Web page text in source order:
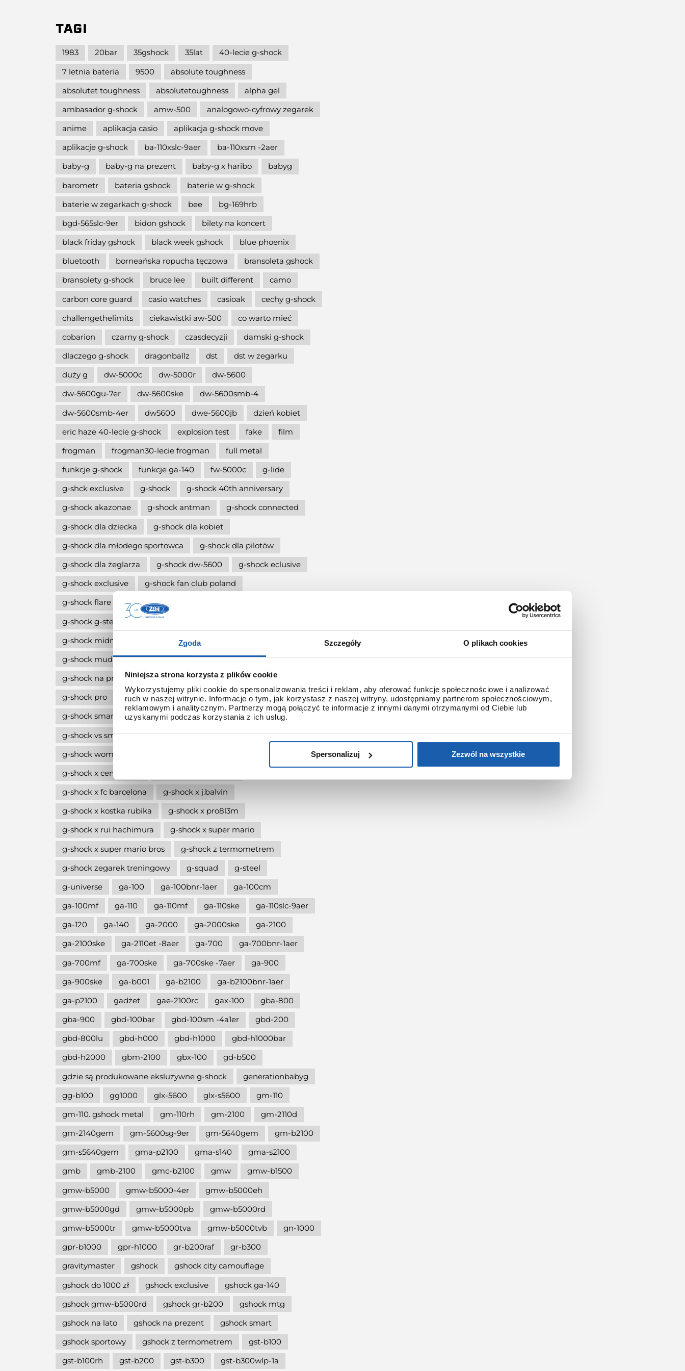
Zgoda Szczegóły O plikach cookies
Niniejsza strona korzysta z plików cookie
Wykorzystujemy pliki cookie do spersonalizowania treści i reklam, aby oferować funkcje społecznościowe i analizować
ruch w naszej witrynie. Informacje o tym, jak korzystasz z naszej witryny, udostępniamy partnerom społecznościowym,
reklamowym i analitycznym. Partnerzy mogą połączyć te informacje z innymi danymi otrzymanymi od Ciebie lub
uzyskanymi podczas korzystania z ich usług.
Spersonalizuj Zezwól na wszystkie
TAGI
1983 20bar 35gshock 35lat
40-lecie g-shock
7 letnia bateria
9500
absolute toughness
absolutet toughness
absolutetoughness
alpha gel
ambasador g-shock
amw-500
analogowo-cyfrowy zegarek
anime
aplikacja casio
aplikacja g-shock move
aplikacje g-shock
ba-110xslc-9aer
ba-110xsm -2aer
baby-g
baby-g na prezent baby-g x haribo
babyg
barometr
bateria gshock
baterie w g-shock
baterie w zegarkach g-shock
bee
bg-169hrb
bgd-565slc-9er
bidon gshock
bilety na koncert
black friday gshock
black week gshock
blue phoenix
bluetooth
borneańska ropucha tęczowa
bransoleta gshock
bransolety g-shock
bruce lee built different
camo
carbon core guard
casio watches casioak
cechy g-shock
challengethelimits
ciekawistki aw-500
co warto mieć
cobarion
czarny g-shock czasdecyzji
damski g-shock
dlaczego g-shock
dragonballz dst
dst w zegarku
duży g
dw-5000c dw-5000r
dw-5600
dw-5600gu-7er
dw-5600ske
dw-5600smb-4
dw-5600smb-4er
dw5600 dwe-5600jb
dzień kobiet
eric haze 40-lecie g-shock
explosion test fake
film
frogman
frogman30-lecie frogman
full metal
funkcje g-shock
funkcje ga-140 fw-5000c
g-lide
g-shck exclusive
g-shock
g-shock 40th anniversary
g-shock akazonae
g-shock antman
g-shock connected
g-shock dla dziecka
g-shock dla kobiet
g-shock dla młodego sportowca
g-shock dla pilotów
g-shock dla żeglarza
g-shock dw-5600
g-shock eclusive
g-shock exclusive
g-shock fan club poland
g-shock flare red
g-shock g-squa dw-h5600
g-shock g-steel
g-shock limitowana edycja
g-shock midnight green
g-shock move
g-shock mudmaster
g-shock na komunię
g-shock na prezent
g-shock octagon
g-shock pol"and"rock
g-shock pro
g-shock professional
g-shock protection
g-shock smartwatch
g-shock style
g-shock the origin
g-shock vs smartwatch
g-shock w stylu lat 90.
g-shock women
g-shock x central cee
g-shock x fc barcelona
g-shock x j.balvin
g-shock x kostka rubika
g-shock x pro8l3m
g-shock x rui hachimura
g-shock x super mario
g-shock x super mario bros
g-shock z termometrem
g-shock zegarek treningowy
g-squad
g-steel
g-universe
ga-100 ga-100bnr-1aer
ga-100cm
ga-100mf
ga-110 ga-110mf ga-110ske
ga-110slc-9aer
ga-120
ga-140 ga-2000 ga-2000ske
ga-2100
ga-2100ske
ga-2110et -8aer ga-700
ga-700bnr-1aer
ga-700mf
ga-700ske ga-700ske -7aer
ga-900
ga-900ske
ga-b001 ga-b2100
ga-b2100bnr-1aer
ga-p2100
gadżet gae-2100rc gax-100
gba-800
gba-900
gbd-100bar gbd-100sm -4a1er
gbd-200
gbd-800lu
gbd-h000 gbd-h1000
gbd-h1000bar
gbd-h2000
gbm-2100 gbx-100
gd-b500
gdzie są produkowane eksluzywne g-shock
generationbabyg
gg-b100
gg1000 glx-5600 glx-s5600
gm-110
gm-110. gshock metal
gm-110rh gm-2100
gm-2110d
gm-2140gem
gm-5600sg-9er gm-5640gem
gm-b2100
gm-s5640gem
gma-p2100 gma-s140
gma-s2100
gmb
gmb-2100 gmc-b2100 gmw
gmw-b1500
gmw-b5000
gmw-b5000-4er
gmw-b5000eh
gmw-b5000gd
gmw-b5000pb
gmw-b5000rd
gmw-b5000tr
gmw-b5000tva gmw-b5000tvb
gn-1000
gpr-b1000
gpr-h1000 gr-b200raf
gr-b300
gravitymaster
gshock
gshock city camouflage
gshock do 1000 zł
gshock exclusive
gshock ga-140
gshock gmw-b5000rd
gshock gr-b200
gshock mtg
gshock na lato
gshock na prezent
gshock smart
gshock sportowy
gshock z termometrem
gst-b100
gst-b100rh
gst-b200 gst-b300 gst-b300wlp-1a